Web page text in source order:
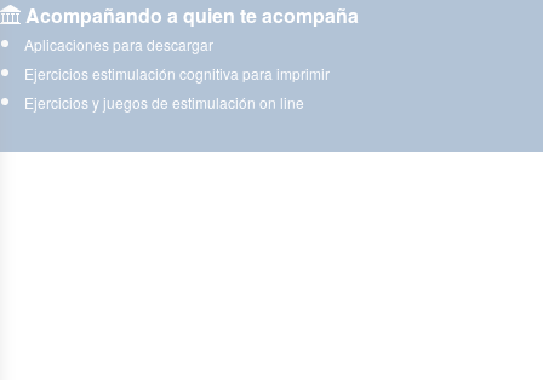
Acompañando a quien te acompaña
Aplicaciones para descargar
Ejercicios estimulación cognitiva para imprimir
Ejercicios y juegos de estimulación on line